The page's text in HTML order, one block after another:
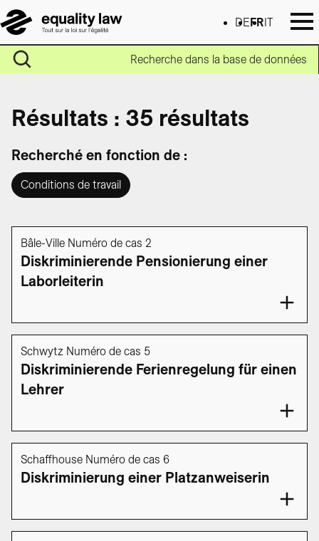
DE FR IT
Recherche dans la base de données
Résultats : 35 résultats
Recherché en fonction de :
Conditions de travail
Bâle-Ville Numéro de cas 2
Diskriminierende Pensionierung einer
Laborleiterin
Schwytz Numéro de cas 5
Diskriminierende Ferienregelung für einen
Lehrer
Schaffhouse Numéro de cas 6
Diskriminierung einer Platzanweiserin